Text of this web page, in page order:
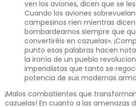
ven los aviones, dicen que se
Cuando los aviones
campesinos ríen mientras dicen:
bombardearnos siempre que
convertiréis en cazuelas».
punto esas palabras hacen
la ironía de un pueblo
imperialistas que tanto se
potencia de sus modernas
¡Malos combatientes que
cazuelas! En cuanto a las amenazas